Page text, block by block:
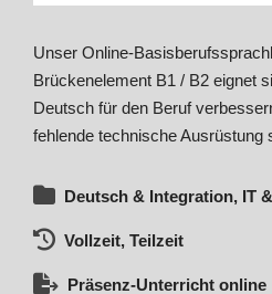
Unser Online-
Brückenelement B1 / B2 eignet
Deutsch für den Beruf
fehlende technische Ausrüstung
Deutsch & Integration, IT
Vollzeit, Teilzeit
Präsenz-Unterricht online